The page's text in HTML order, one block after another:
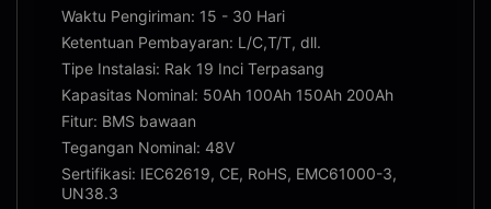
Waktu Pengiriman: 15 - 30 Hari
Ketentuan Pembayaran: L/C,T/T, dll.
Tipe Instalasi: Rak 19 Inci Terpasang
Kapasitas Nominal: 50Ah 100Ah 150Ah 200Ah
Fitur: BMS bawaan
Tegangan Nominal: 48V
Sertifikasi: IEC62619, CE, RoHS, EMC61000-3,
UN38.3